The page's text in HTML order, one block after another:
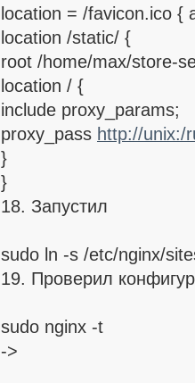
location = /favicon.ico {
location /static/ {
root /home/max/store-
location / {
include proxy_params;
proxy_pass http://unix:/
}
}
18. Запустил
sudo ln -s /etc/nginx/
19. Проверил
sudo nginx -t
->